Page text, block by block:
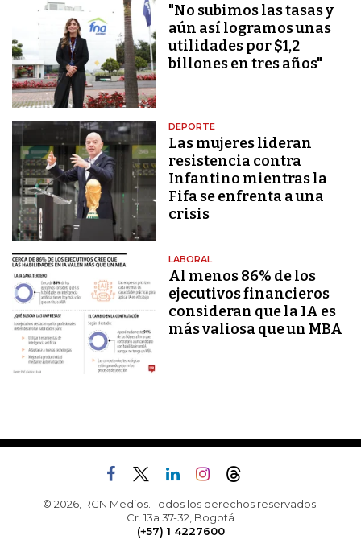
"No subimos las tasas y
aún así logramos unas
utilidades por $1,2
billones en tres años"
DEPORTE
Las mujeres lideran
resistencia contra
Infantino mientras la
Fifa se enfrenta a una
crisis
LABORAL
Al menos 86% de los
ejecutivos financieros
consideran que la IA es
más valiosa que un MBA
© 2026, RCN Medios. Todos los derechos reservados.
Cr. 13a 37-32, Bogotá
(+57) 1 4227600